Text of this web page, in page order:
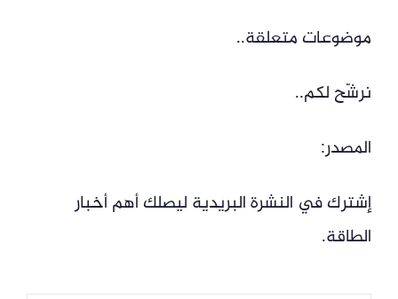
موضوعات متعلقة..
نرشّح لكم..
المصدر:
إشترك في النشرة البريدية ليصلك أهم أخبار
الطاقة.